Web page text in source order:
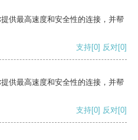
供最高速度和安全性的连接，并帮
支持[0] 反对[0]
供最高速度和安全性的连接，并帮
支持[0] 反对[0]